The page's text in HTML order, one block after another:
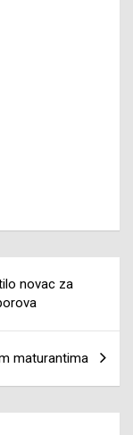
novac za
maturantima